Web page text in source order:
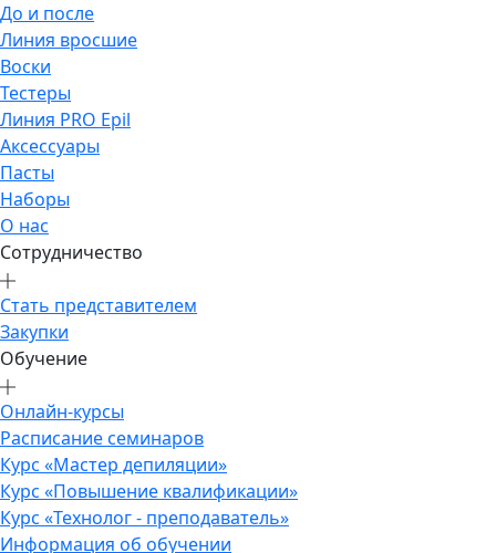
До и после
Линия вросшие
Воски
Тестеры
Линия PRO Epil
Аксессуары
Пасты
Наборы
О нас
Сотрудничество
Стать представителем
Закупки
Обучение
Онлайн-курсы
Расписание семинаров
Курс «Мастер депиляции»
Курс «Повышение квалификации»
Курс «Технолог - преподаватель»
Информация об обучении